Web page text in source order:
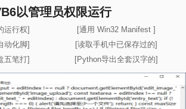
以管理员权限运行
运行权]
[通用 Win32 Manifest ]
动化脚]
[读取手机中已保存过的]
五笔打]
[Python导出全套汉字的]
美图
导读